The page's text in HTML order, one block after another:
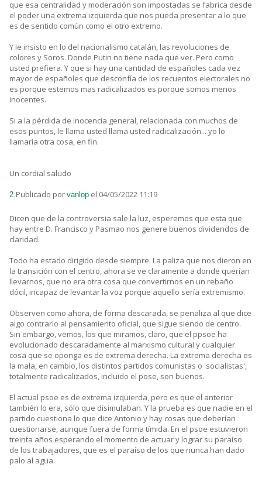
que esa centralidad y moderación son impostadas se fabrica desde
el poder una extrema izquierda que nos pueda presentar a lo que
es de sentido común como el otro extremo.
Y le insisto en lo del nacionalismo catalán, las revoluciones de
colores y Soros. Donde Putin no tiene nada que ver. Pero como
usted prefiera. Y que si hay una cantidad de españoles cada vez
mayor de españoles que desconfía de los recuentos electorales no
es porque estemos mas radicalizados es porque somos menos
inocentes.
Si a la pérdida de inocencia general, relacionada con muchos de
esos puntos, le llama usted llama usted radicalización... yo lo
llamaría otra cosa, en fin.
Un cordial saludo
2. Publicado por vanlop el 04/05/2022 11:19
Dicen que de la controversia sale la luz, esperemos que esta que
hay entre D. Francisco y Pasmao nos genere buenos dividendos de
claridad.
Todo ha estado dirigido desde siempre. La paliza que nos dieron en
la transición con el centro, ahora se ve claramente a donde querían
llevarnos, que no era otra cosa que convertirnos en un rebaño
dócil, incapaz de levantar la voz porque aquello sería extremismo.
Observen como ahora, de forma descarada, se penaliza al que dice
algo contrario al pensamiento oficial, que sigue siendo de centro.
Sin embargo, vemos, los que miramos, claro, que el ppsoe ha
evolucionado descaradamente al marxismo cultural y cualquier
cosa que se oponga es de extrema derecha. La extrema derecha es
la mala, en cambio, los distintos partidos comunistas o 'socialistas',
totalmente radicalizados, incluido el pose, son buenos.
El actual psoe es de extrema izquierda, pero es que el anterior
también lo era, sólo que disimulaban. Y la prueba es que nadie en el
partido cuestiona lo que dice Antonio y hay cosas que deberían
cuestionarse, aunque fuera de forma tímida. En el psoe estuvieron
treinta años esperando el momento de actuar y lograr su paraíso
de los trabajadores, que es el paraíso de los que nunca han dado
palo al agua.